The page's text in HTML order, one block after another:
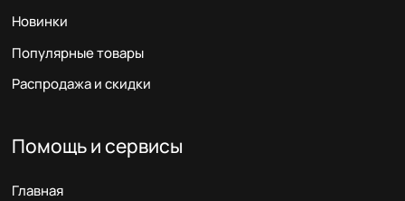
Новинки
Популярные товары
Распродажа и скидки
Помощь и сервисы
Главная